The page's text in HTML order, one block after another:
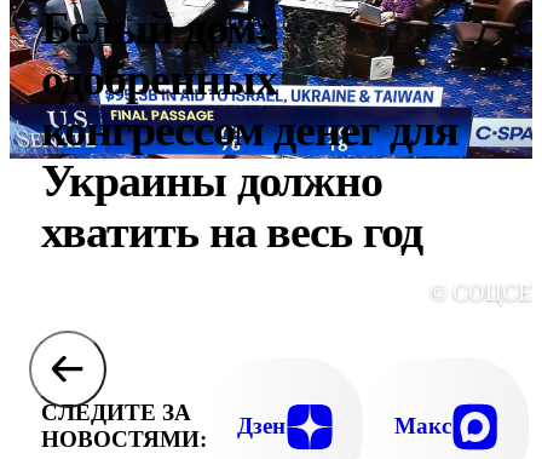
Белый дом:
одобренных
конгрессом денег для
Украины должно
хватить на весь год
©
СЛЕДИТЕ ЗА
НОВОСТЯМИ:
Дзен Макс